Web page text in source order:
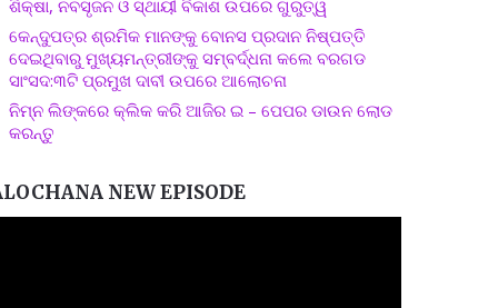
ଶିକ୍ଷା, ନବସୃଜନ ଓ ସ୍ଥାୟୀ ବିକାଶ ଉପରେ ଗୁରୁତ୍ୱ
କେନ୍ଦୁପତ୍ର ଶ୍ରମିକ ମାନଙ୍କୁ ବୋନସ ପ୍ରଦାନ ନିଷ୍ପତ୍ତି
ଦେଇଥିବାରୁ ମୁଖ୍ୟମନ୍ତ୍ରୀଙ୍କୁ ସମ୍ବର୍ଦ୍ଧନା କଲେ ବରଗଡ
ସାଂସଦ:୩ଟି ପ୍ରମୁଖ ଦାବୀ ଉପରେ ଆଲୋଚନା
ନିମ୍ନ ଲିଙ୍କରେ କ୍ଲିକ କରି ଆଜିର ଇ – ପେପର ଡାଉନ ଲୋଡ
କରନ୍ତୁ
NEW EPISODE